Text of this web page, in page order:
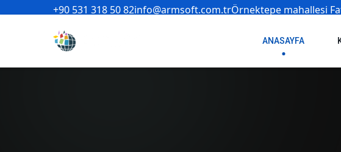
+90 531 318 50 82info@armsoft.com.trÖrnektepe mahallesi
ANASAYFA